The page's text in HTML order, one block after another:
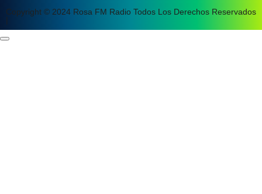
Copyright © 2024 Rosa FM Radio Todos Los Derechos Reservados
|